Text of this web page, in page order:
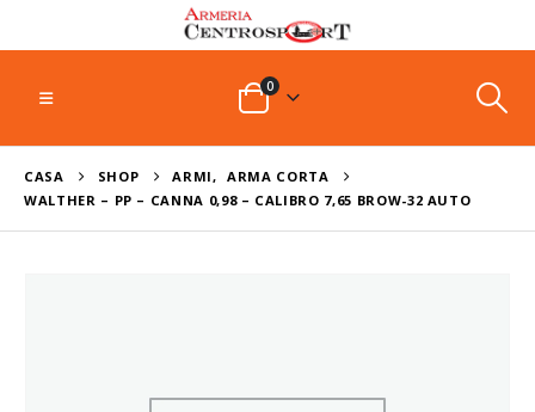
0
CASA SHOP ARMI,
ARMA CORTA
WALTHER – PP – CANNA 0,98 – CALIBRO 7,65 BROW-32 AUTO